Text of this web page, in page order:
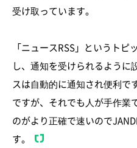
受け取っています。
「ニュースRSS」というト
し、通知を受けられるように
スは自動的に通知され便利で
ですが、それでも人が手作業
のがより正確で速いので
す。